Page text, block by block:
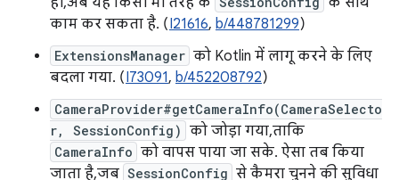
काम कर सकता है. (I21616, b/448781299)
ExtensionsManager को Kotlin में लागू करने के लिए
बदला गया. (I73091, b/452208792)
CameraProvider#getCameraInfo(CameraSelecto
r, SessionConfig) को जोड़ा गया, ताकि
CameraInfo को वापस पाया जा सके. ऐसा तब किया
जाता है, जब SessionConfig से कैमरा चुनने की सुविधा